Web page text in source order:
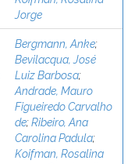
Jorge
Bergmann, Anke;
Bevilacqua, José
Luiz Barbosa;
Andrade, Mauro
Figueiredo Carvalho
de;Ribeiro, Ana
Carolina Padula;
Koifman, Rosalina